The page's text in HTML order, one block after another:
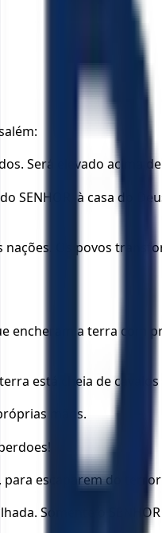
Será elevado
SENHOR, à casa do
Os povos
encheram a terra
está cheia de
mãos.
escaparem do terror
Somente o